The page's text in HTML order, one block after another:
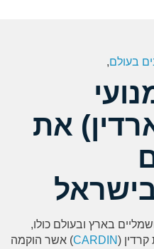
,
את
בארץ ובעולם כולו,
(
CARDIN) אשר הוקמה